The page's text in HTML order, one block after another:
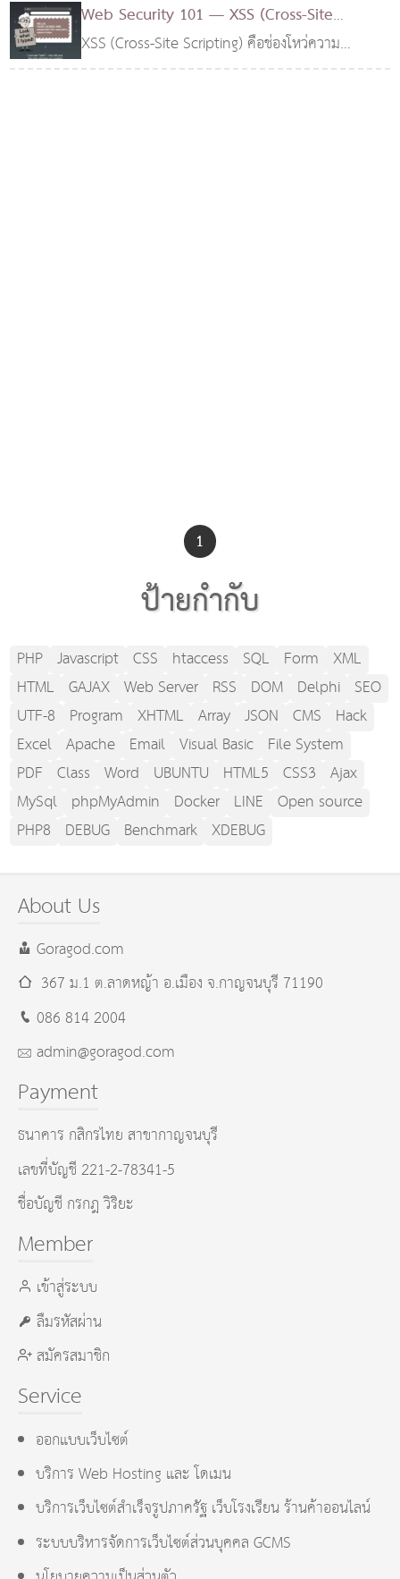
Web Security 101 — XSS (Cross-Site
Scripting)
21 ก.ย. 2568
XSS (Cross-Site Scripting) คือช่องโหว่ความ
ปลอดภัยบนเว็บไซต์ประเภทหนึ่ง ที่เปิดโอกาสให้ผู้
1
ป้ายกำกับ
PHP Javascript CSS htaccess SQL Form XML
HTML GAJAX Web Server RSS DOM Delphi SEO
UTF-8 Program XHTML Array JSON CMS Hack
Excel Apache Email Visual Basic File System
PDF Class Word UBUNTU HTML5 CSS3 Ajax
MySql phpMyAdmin Docker LINE Open source
PHP8 DEBUG Benchmark XDEBUG
About Us
Goragod.com
367 ม.1 ต.ลาดหญ้า อ.เมืองจ.กาญจนบุรี 71190
086 814 2004
admin@goragod.com
Payment
ธนาคาร กสิกรไทย สาขากาญจนบุรี
เลขที่บัญชี 221-2-78341-5
ชื่อบัญชี กรกฎ วิริยะ
Member
เข้าสู่ระบบ
ลืมรหัสผ่าน
สมัครสมาชิก
Service
ออกแบบเว็บไซต์
บริการ Web Hosting และ โดเมน
บริการเว็บไซต์สำเร็จรูปภาครัฐ เว็บโรงเรียน ร้านค้าออนไลน์
ระบบบริหารจัดการเว็บไซต์ส่วนบุคคล GCMS